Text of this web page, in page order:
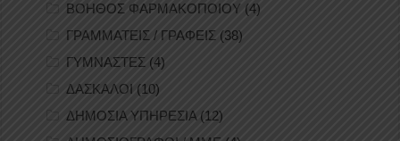
ΒΟΗΘΟΣ ΦΑΡΜΑΚΟΠΟΙΟΥ (4)
ΓΡΑΜΜΑΤΕΙΣ / ΓΡΑΦΕΙΣ (38)
ΓΥΜΝΑΣΤΕΣ (4)
ΔΑΣΚΑΛΟΙ (10)
ΔΗΜΟΣΙΑ ΥΠΗΡΕΣΙΑ (12)